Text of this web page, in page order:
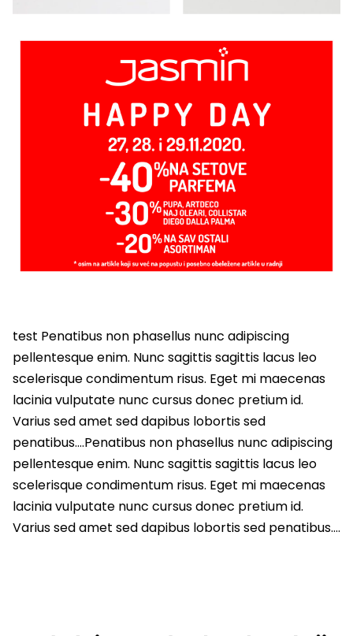
test Penatibus non phasellus nunc adipiscing
pellentesque enim. Nunc sagittis sagittis lacus leo
scelerisque condimentum risus. Eget mi maecenas
lacinia vulputate nunc cursus donec pretium id.
Varius sed amet sed dapibus lobortis sed
penatibus….Penatibus non phasellus nunc adipiscing
pellentesque enim. Nunc sagittis sagittis lacus leo
scelerisque condimentum risus. Eget mi maecenas
lacinia vulputate nunc cursus donec pretium id.
Varius sed amet sed dapibus lobortis sed penatibus….